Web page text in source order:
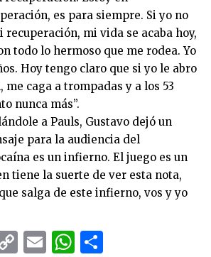
es para siempre. Si yo no
mi vida se acaba hoy,
todo lo hermoso que me rodea. Yo
Hoy tengo claro que si yo le abro
me caga a trompadas y a los 53
nunca más”.
a Pauls, Gustavo dejó un
para la audiencia del
es un infierno. El juego es un
tiene la suerte de ver esta nota,
salga de este infierno, vos y yo
CopyEmailWhatsApp